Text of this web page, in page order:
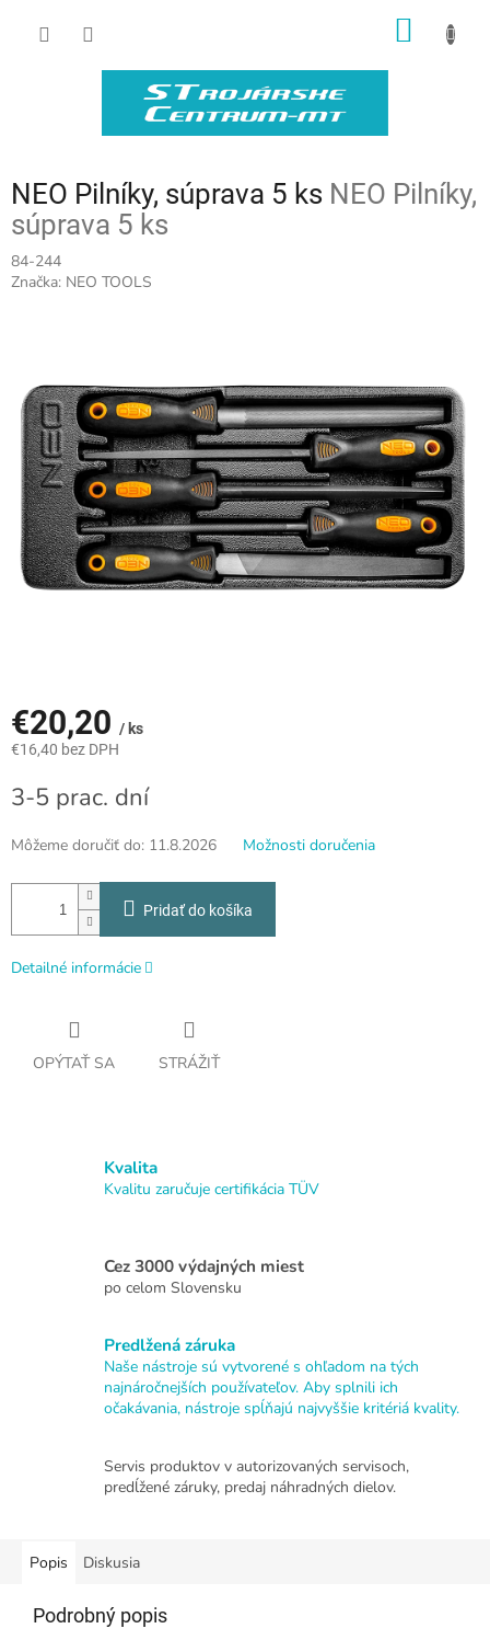
NEO Pilníky, súprava 5 ks NEO Pilníky,
súprava 5 ks
84-244
Značka: NEO TOOLS
€20,20 / ks
€16,40 bez DPH
cena:
3-5 prac. dní
Môžeme doručiť do: 11.8.2026 Možnosti doručenia
Pridať do košíka
Detailné informácie
OPÝTAŤ SA STRÁŽIŤ
Kvalita
Kvalitu zaručuje certifikácia TÜV
Cez 3000 výdajných miest
po celom Slovensku
Predlžená záruka
Naše nástroje sú vytvorené s ohľadom na tých
najnáročnejších používateľov. Aby splnili ich
očakávania, nástroje spĺňajú najvyššie kritériá kvality.
Servis produktov v autorizovaných servisoch,
predĺžené záruky, predaj náhradných dielov.
Popis Diskusia
Podrobný popis